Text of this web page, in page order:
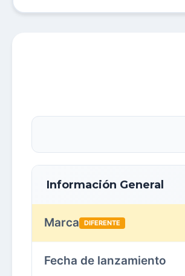
Información General
Marca DIFERENTE
Fecha de lanzamiento